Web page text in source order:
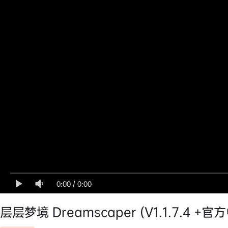
0:00 / 0:00
层层梦境 Dreamscaper (V1.1.7.4 +官